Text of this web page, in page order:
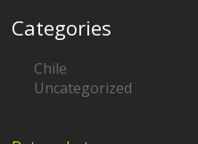
Categories
Chile
Uncategorized